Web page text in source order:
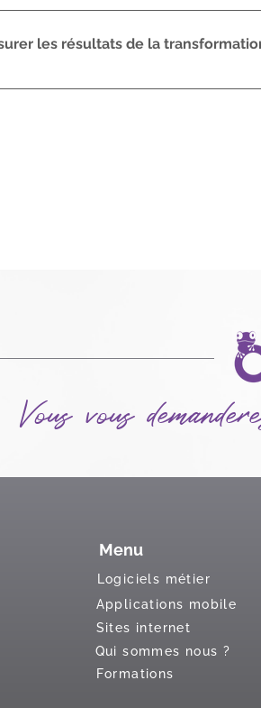
une approche progressive et
digitale.
les résultats de la
place des indicateurs de
Vous vous
Menu
Logiciels métier
Applications mobile
Sites internet
Qui sommes nous ?
Formations